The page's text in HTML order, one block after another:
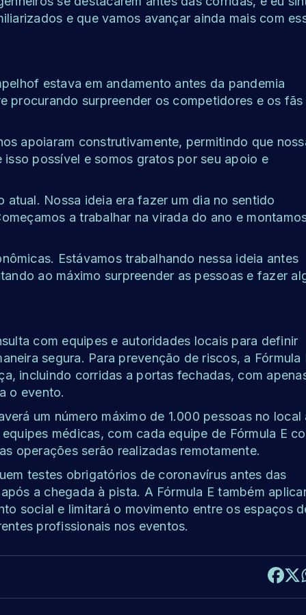
e que vamos avançar ainda mais com
estava em andamento antes da pandemia
procurando surpreender os competidores e os fãs
apoiaram construtivamente, permitindo que
possível e somos gratos por seu apoio e
atual. Nossa ideia era fazer um dia no sentido
a trabalhar na virada do ano e
Estávamos trabalhando nessa ideia antes
ao máximo surpreender as pessoas e fazer
com equipes e autoridades locais para definir
segura. Para prevenção de riscos, a Fórmula
incluindo corridas a portas fechadas, com
o evento.
um número máximo de 1.000 pessoas no local
médicas, com cada equipe de Fórmula E
operações serão realizadas remotamente.
testes obrigatórios de coronavírus antes das
a chegada à pista. A Fórmula E também
social e limitará o movimento entre os espaços
profissionais nos eventos.